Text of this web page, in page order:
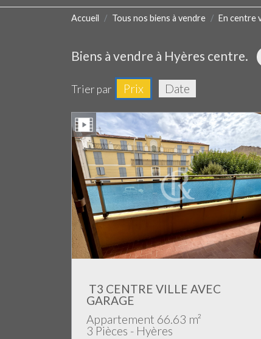
Accueil Tous nos biens à vendre En centre
Biens à vendre à Hyères centre.
Trier par Prix Date
T3 CENTRE VILLE AVEC
GARAGE
Appartement 66.63 m²
3 Pièces - Hyères